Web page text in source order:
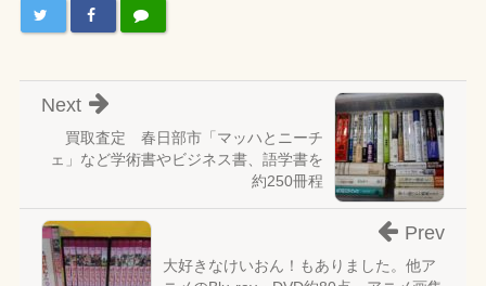
買取査定 春日部市「マッハとニーチ
ェ」など学術書やビジネス書、語学書を
約250冊程
Next
大好きなけいおん！もありました。他ア
Prev